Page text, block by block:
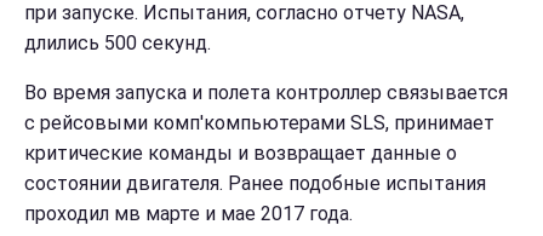
при запуске. Испытания, согласно отчету NASA,
длились 500 секунд.
Во время запуска и полета контроллер связывается
с рейсовыми комп'компьютерами SLS, принимает
критические команды и возвращает данные о
состоянии двигателя. Ранее подобные испытания
проходил мв марте и мае 2017 года.